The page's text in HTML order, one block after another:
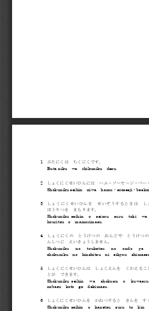
1 ぶたにくは ちくにくです。
Buta niku wa chikuniku desu.
2 しょくにくせいひんには ハム・ソーセージ・ベー
Shokuniku seihin niwa hamu ・ sooseeji ・beekon
3 しょくにくせいひんを せいぞうするときは
ほうりつを
まもります。
Shokuniku  seihin seizou toki
houritsu
o mamorimasu.
4 しょくにくの とうけつの おんどや とうけつの
んしつに
えいきょう しません。
Shokuniku no touketsu no ondo ya
shokuniku
hinshitsu ni eikyou shimasen.
5 しょくにくせいひんは しょくえんを くわえるこ
とが
できます。
Shokuniku seihin shokuen kuwaeru
nobasu
koto ga dekimasu.
6 しょくにくせいひんを かねつすると きんを す
Shokuniku seihin o kanetsu suru to kin